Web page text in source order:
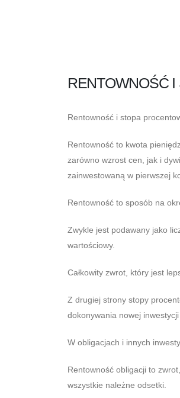
RENTOWNOŚĆ
Rentowność i stopa
Rentowność to kwota
zarówno wzrost cen, jak i
zainwestowaną w pierwszej
Rentowność to sposób na
Zwykle jest podawany jako
wartościowy.
Całkowity zwrot, który jest
Z drugiej strony stopy
dokonywania nowej
W obligacjach i innych
Rentowność obligacji to
wszystkie należne odsetki.